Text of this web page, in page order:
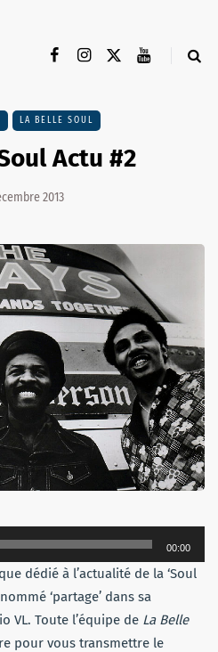
LA BELLE SOUL
Actu #2
2013
00:00
dédié à l’actualité de la ‘Soul
‘partage’ dans sa
VL. Toute l’équipe de La Belle
pour vous transmettre le